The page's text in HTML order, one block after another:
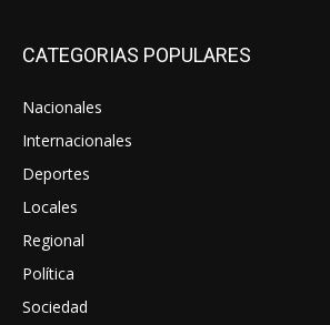
CATEGORIAS POPULARES
Nacionales
Internacionales
Deportes
Locales
Regional
Política
Sociedad